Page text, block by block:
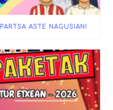
ASTE NAGUSIAN!